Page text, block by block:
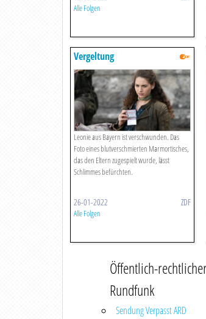
Alle Folgen
Vergeltung
Leonie aus Bayern ist verschwunden. Das
Foto eines blutverschmierten Marmortisches,
das den Eltern zugespielt wurde, lässt
Schlimmes befürchten.
26-01-2022 ZDF
Alle Folgen
Öffentlich-
Rundfunk
Sendung Verpasst ARD